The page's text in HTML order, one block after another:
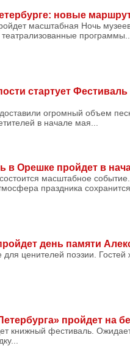
новые
масштабная Ночь
программы...
стартует
огромный объем
в начале мая...
в Орешке пройдет в
масштабное
праздника
день памяти
для ценителей поэзии.
пройдет на
книжный фестиваль.